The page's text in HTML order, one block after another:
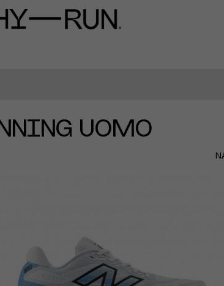
UOMO